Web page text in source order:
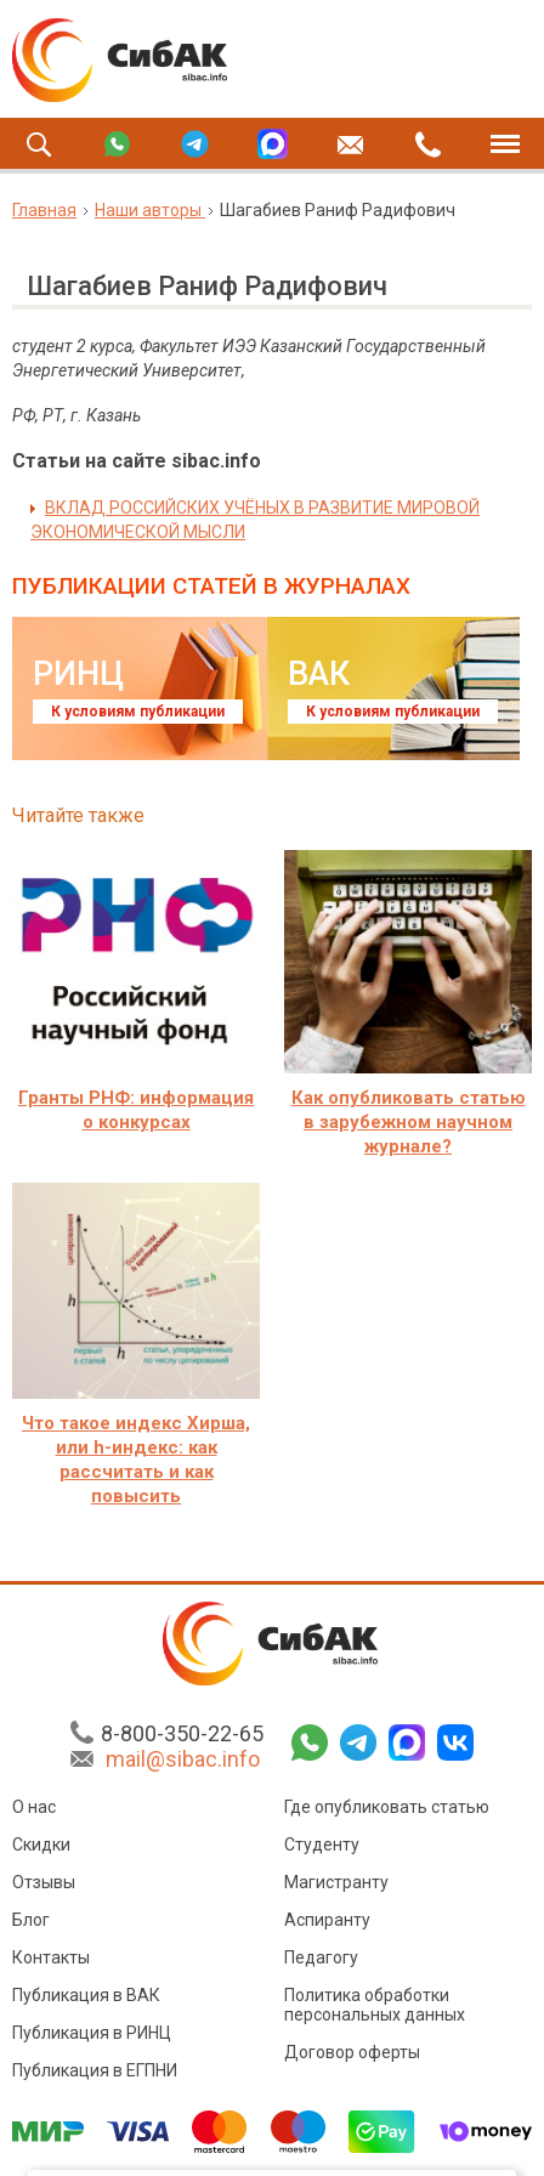
Главная Наши авторы Шагабиев Раниф Радифович
Шагабиев Раниф Радифович
студент 2 курса, Факультет ИЭЭ Казанский Государственный
Энергетический Университет,
РФ, РТ, г. Казань
Статьи на сайте sibac.info
ВКЛАД РОССИЙСКИХ УЧЁНЫХ В РАЗВИТИЕ МИРОВОЙ
ЭКОНОМИЧЕСКОЙ МЫСЛИ
ПУБЛИКАЦИИ СТАТЕЙ В ЖУРНАЛАХ
РИНЦ
К условиям публикации
ВАК
К условиям публикации
Читайте также
Гранты РНФ: информация
о конкурсах
Как опубликовать статью
в зарубежном научном
журнале?
Что такое индекс Хирша,
или h-индекс: как
рассчитать и как
повысить
8-800-350-22-65
mail@sibac.info
О нас
Скидки
Отзывы
Блог
Контакты
Где опубликовать статью
Студенту
Магистранту
Аспиранту
Педагогу
Публикация в ВАК
Публикация в РИНЦ
Публикация в ЕГПНИ
Политика обработки
персональных данных
Договор оферты